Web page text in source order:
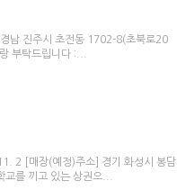
남 진주시 초전동 1702-8(초북로20
부탁드립니다 :...
2 [매장(예정)주소] 경기 화성시 봉담
를 끼고 있는 상권으...